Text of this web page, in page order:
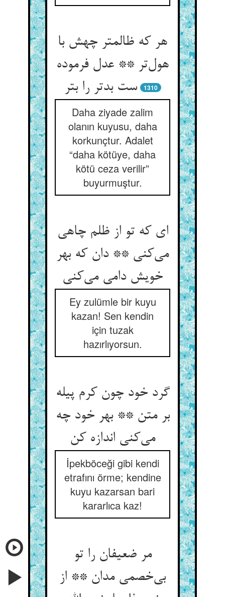
هر که ظالمتر چهش با
هول‌‌تر ** عدل فرموده
ست بدتر را بتر
1310
Daha ziyade zalim
olanın kuyusu, daha
korkunçtur. Adalet
“daha kötüye, daha
kötü ceza verilir”
buyurmuştur.
ای که تو از ظلم چاهی
می‌‌کنی ** دان که بهر
Ey zulümle bir kuyu
kazan! Sen kendin
için tuzak
hazırlıyorsun.
گرد خود چون کرم پیله
بر متن ** بهر خود چه
İpekböceği gibi kendi
etrafını örme; kendine
kuyu kazarsan bari
kararlıca kaz!
مر ضعیفان را تو
بی‌‌خصمی مدان ** از